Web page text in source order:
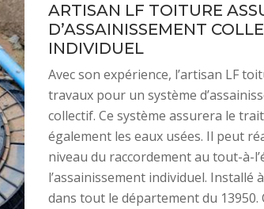
ARTISAN LF TOITURE
D’ASSAINISSEMENT
INDIVIDUEL
Avec son expérience, l’artisan LF
travaux pour un système
collectif. Ce système assurera le
également les eaux usées. Il peut
niveau du raccordement au tout-à-
l’assainissement individuel. Installé
dans tout le département du